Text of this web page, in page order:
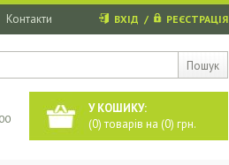
Пошук
Контакти ВХІД / РЕЄСТРАЦІЯ
У КОШИКУ:
(0) товарів на (0) грн.